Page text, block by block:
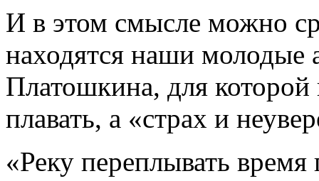
И в этом смысле можно
находятся наши
Платошкина, для которой
плавать, а «страх и
«Реку переплывать